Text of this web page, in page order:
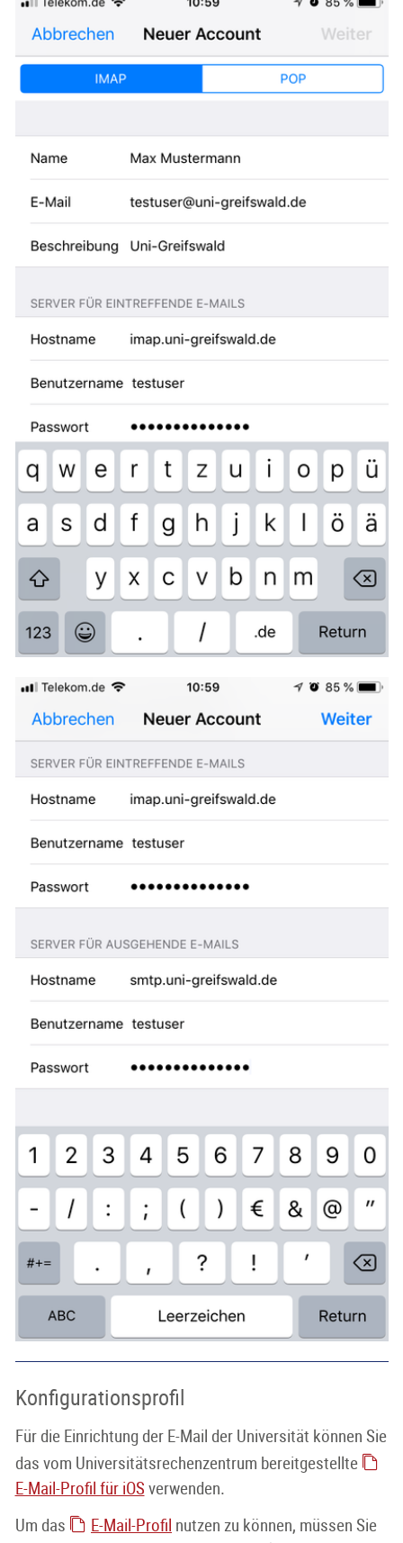
Konfigurationsprofil
Für die Einrichtung der E-Mail der Universität können Sie
das vom Universitätsrechenzentrum bereitgestellte
E-Mail-Profil für iOS verwenden.
Um das
E-Mail-Profil nutzen zu können, müssen Sie